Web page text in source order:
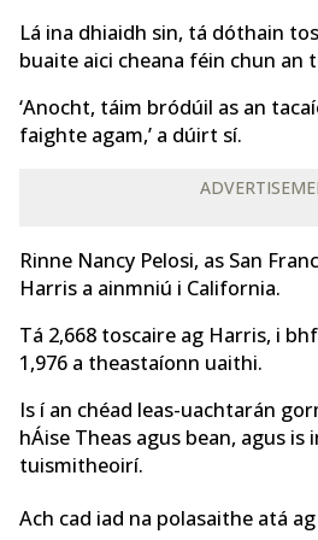
Lá ina dhiaidh sin, tá dóthain
buaite aici cheana féin chun an
‘Anocht, táim bródúil as an
faighte agam,’ a dúirt sí.
Rinne Nancy Pelosi, as San
Harris a ainmniú i California.
Tá 2,668 toscaire ag Harris, i
1,976 a theastaíonn uaithi.
Is í an chéad leas-uachtarán
hÁise Theas agus bean, agus is
tuismitheoirí.
Ach cad iad na polasaithe atá